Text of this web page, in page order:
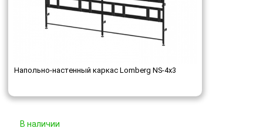
Напольно-настенный каркас Lomberg NS-4х3
В наличии